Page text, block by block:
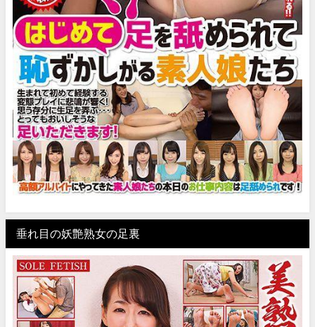
垂れ目の妖艶熟女の足裏